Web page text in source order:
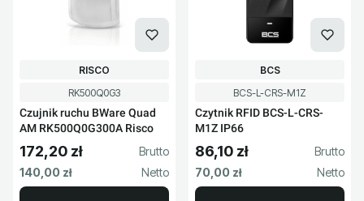
Kod produktu
RK500Q0G3
Czujnik ruchu BWare Quad
AM RK500Q0G300A Risco
PRODUCENT
RISCO
Cena brutto
172,20 zł
Cena netto
140,00 zł
Kod produktu
BCS-L-CRS-M1Z
Czytnik RFID BCS-L-CRS-
M1Z IP66
PRODUCENT
BCS
Cena brutto
86,10 zł
Cena netto
70,00 zł